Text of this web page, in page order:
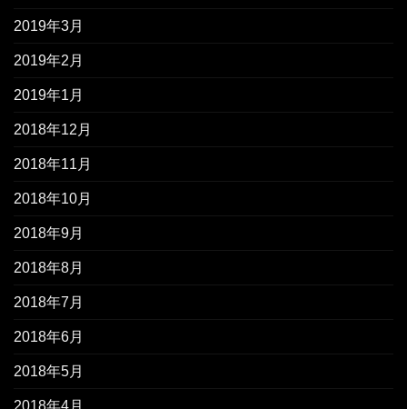
2019年3月
2019年2月
2019年1月
2018年12月
2018年11月
2018年10月
2018年9月
2018年8月
2018年7月
2018年6月
2018年5月
2018年4月